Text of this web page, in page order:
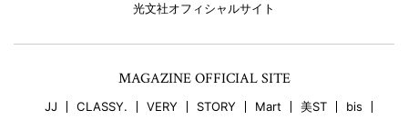
光文社オフィシャルサイト
MAGAZINE OFFICIAL SITE
JJ CLASSY. VERY STORY Mart 美ST
bis